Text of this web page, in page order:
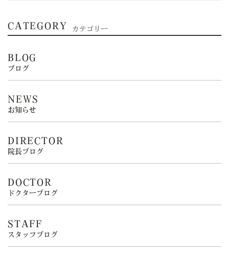
CATEGORY カテゴリー
BLOG
ブログ
NEWS
お知らせ
DIRECTOR
院長ブログ
DOCTOR
ドクターブログ
STAFF
スタッフブログ